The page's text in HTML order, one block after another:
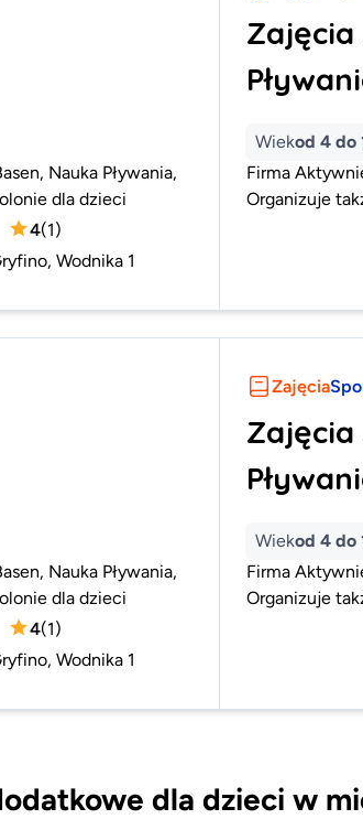
Nauka Pływania,
dla dzieci
4(1)
Wodnika 1
Wiekod 4 do
Firma
Organizuje
Nauka Pływania,
dla dzieci
4(1)
Wodnika 1
Zajęcia
Wiekod 4 do
Firma
Organizuje
dla dzieci w